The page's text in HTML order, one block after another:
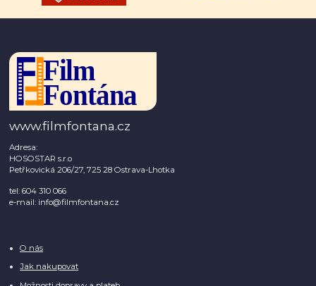
www.filmfontana.cz
Adresa:
HOSOSTAR s.r.o
Petřkovická 206/27, 725 28 Ostrava-Lhotka
tel: 604 310 066
e-mail: info@filmfontana.cz
O nás
Jak nakupovat